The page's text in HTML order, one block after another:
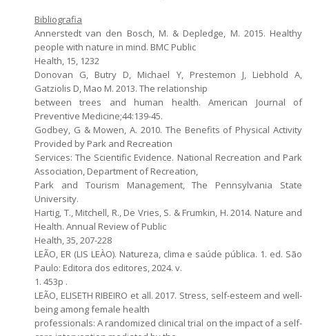
Bibliografia
Annerstedt van den Bosch, M. & Depledge, M. 2015. Healthy
people with nature in mind. BMC Public
Health, 15, 1232
Donovan G, Butry D, Michael Y, Prestemon J, Liebhold A,
Gatziolis D, Mao M. 2013. The relationship
between trees and human health. American Journal of
Preventive Medicine;44:139-45.
Godbey, G & Mowen, A. 2010. The Benefits of Physical Activity
Provided by Park and Recreation
Services: The Scientific Evidence. National Recreation and Park
Association, Department of Recreation,
Park and Tourism Management, The Pennsylvania State
University.
Hartig, T., Mitchell, R., De Vries, S. & Frumkin, H. 2014. Nature and
Health. Annual Review of Public
Health, 35, 207-228
LEÃO, ER (LIS LEÀO). Natureza, clima e saúde pública. 1. ed. São
Paulo: Editora dos editores, 2024. v.
1. 453p .
LEÃO, ELISETH RIBEIRO et all. 2017. Stress, self-esteem and well-
being among female health
professionals: A randomized clinical trial on the impact of a self-